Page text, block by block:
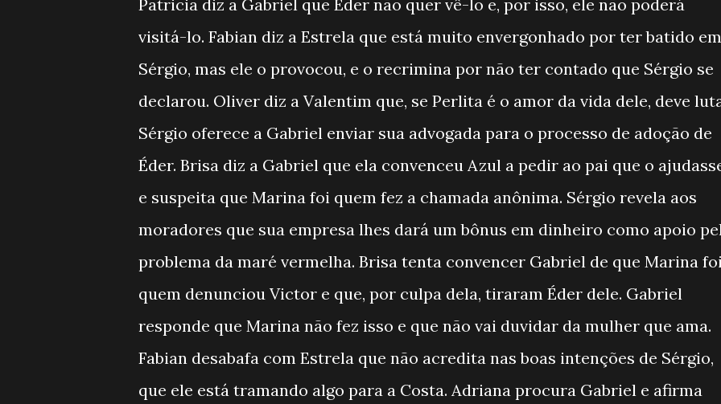
Patricia diz a Gabriel que Éder não quer vê-lo e, por isso, ele não poderá
visitá-lo. Fabian diz a Estrela que está muito envergonhado por ter batido em
Sérgio, mas ele o provocou, e o recrimina por não ter contado que Sérgio se
declarou. Oliver diz a Valentim que, se Perlita é o amor da vida dele, deve
Sérgio oferece a Gabriel enviar sua advogada para o processo de adoção de
Éder. Brisa diz a Gabriel que ela convenceu Azul a pedir ao pai que o
e suspeita que Marina foi quem fez a chamada anônima. Sérgio revela aos
moradores que sua empresa lhes dará um bônus em dinheiro como apoio
problema da maré vermelha. Brisa tenta convencer Gabriel de que Marina
quem denunciou Victor e que, por culpa dela, tiraram Éder dele. Gabriel
responde que Marina não fez isso e que não vai duvidar da mulher que ama.
Fabian desabafa com Estrela que não acredita nas boas intenções de Sérgio,
que ele está tramando algo para a Costa. Adriana procura Gabriel e afirma